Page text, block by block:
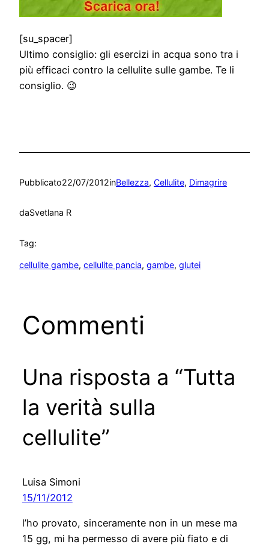
[su_spacer]
Ultimo consiglio: gli esercizi in acqua sono tra i
più efficaci contro la cellulite sulle gambe. Te li
consiglio. 😉
Pubblicato22/07/2012inBellezza, Cellulite, Dimagrire
daSvetlana R
Tag:
cellulite gambe, cellulite pancia, gambe, glutei
Commenti
Una risposta a “Tutta
la verità sulla
cellulite”
Luisa Simoni
15/11/2012
l’ho provato, sinceramente non in un mese ma
15 gg, mi ha permesso di avere più fiato e di